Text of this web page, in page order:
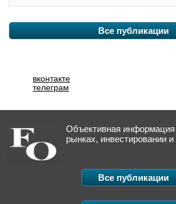
Все публикации
вконтакте
телеграм
Объективная
рынках, инвестировании
Все публикации